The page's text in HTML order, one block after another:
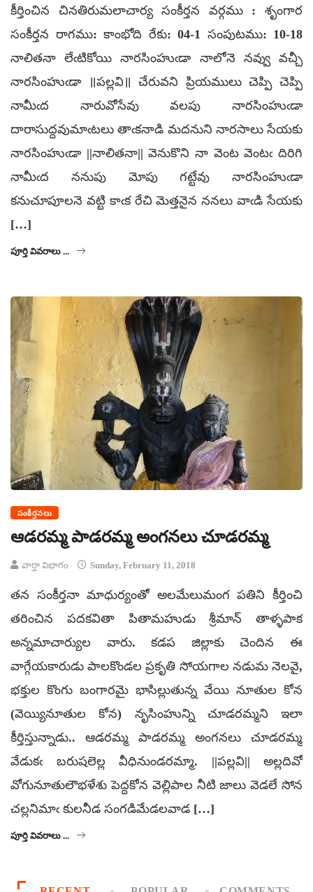
కీర్తించిన చినతిరుమలాచార్య సంకీర్తన వర్గము : శృంగార
సంకీర్తన రాగము: కాంభోది రేకు: 04-1 సంపుటము: 10-18
నాలితనా లేఁటికోయి నారసింహుఁడా నాలోనె నవ్వు వచ్చీ
నారసింహుఁడా ॥పల్లవి॥ చేరువని ప్రియములు చెప్పి చెప్పి
నామీఁద నారువోసేవు వలపు నారసింహుఁడా
దారాసుద్దవుమాఁటలు తాఁకనాడి మదనుని నారసాలు సేయకు
నారసింహుఁడా ||నాలితనా|| వెనుకొని నా వెంట వెంటఁ దిరిగి
నామీఁద ననుపు మోపు గట్టేవు నారసింహుఁడా
కనుచూపూలనె వట్టి కాఁక రేచి మెత్తనైన ననలు వాఁడి సేయకు
[…]
పూర్తి వివరాలు ...
సంకీర్తనలు
ఆడరమ్మ పాడరమ్మ అంగనలు చూడరమ్మ
వార్తా విభాగం Sunday, February 11, 2018
తన సంకీర్తనా మాధుర్యంతో అలమేలుమంగ పతిని కీర్తించి
తరించిన పదకవితా పితామహుడు శ్రీమాన్ తాళ్ళపాక
అన్నమాచార్యుల వారు. కడప జిల్లాకు చెందిన ఈ
వాగ్గేయకారుడు పాలకొండల ప్రకృతి సోయగాల నడుమ నెలవై,
భక్తుల కొంగు బంగారమై భాసిల్లుతున్న వేయి నూతుల కోన
(వెయ్యినూతుల కోన) నృసింహున్ని చూడరమ్మని ఇలా
కీర్తిస్తున్నాడు.. ఆడరమ్మ పాడరమ్మ అంగనలు చూడరమ్మ
వేడుకఁ బరుషలెల్ల వీధినుండరమ్మా. ||పల్లవి|| అల్లదివో
వోగునూతులౌభళేశు పెద్దకోన వెల్లిపాల నీటి జాలు వెడలే సోన
చల్లనిమాఁ కులనీడ సంగడిమేడలవాడ […]
పూర్తి వివరాలు ...